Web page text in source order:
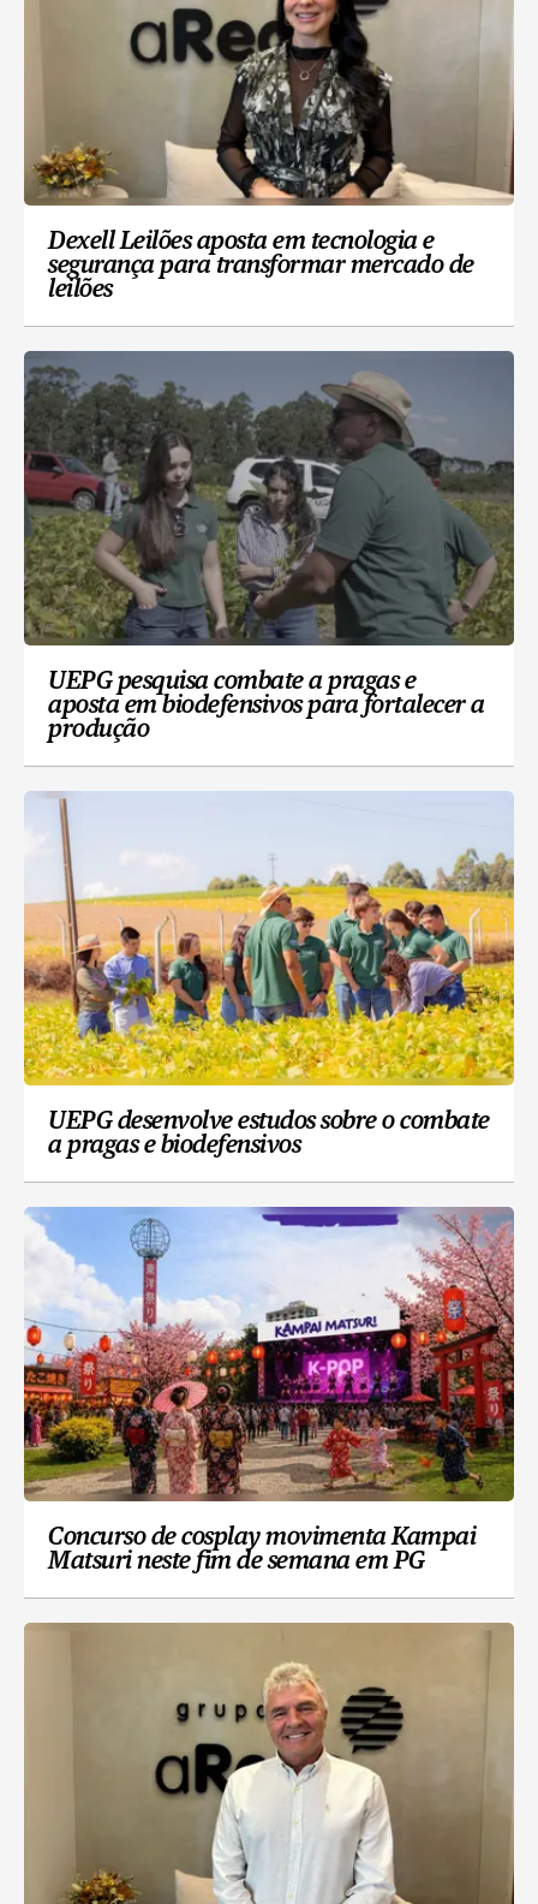
Dexell Leilões aposta em tecnologia e
segurança para transformar mercado de
leilões
UEPG pesquisa combate a pragas e
aposta em biodefensivos para fortalecer a
produção
UEPG desenvolve estudos sobre o combate
a pragas e biodefensivos
Concurso de cosplay movimenta Kampai
Matsuri neste fim de semana em PG